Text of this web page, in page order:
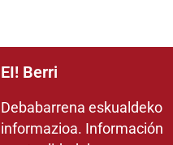
EI! Berri
Debabarrena eskualdeko
informazioa. Información